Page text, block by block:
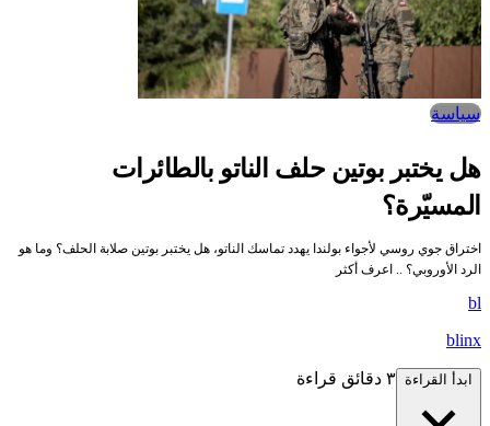
سياسة
هل يختبر بوتين حلف الناتو بالطائرات
المسيّرة؟
اختراق جوي روسي لأجواء بولندا يهدد تماسك الناتو، هل يختبر بوتين صلابة الحلف؟ وما هو
الرد الأوروبي؟ .. اعرف أكثر
bl
blinx
ابدأ القراءة ٣ دقائق قراءة